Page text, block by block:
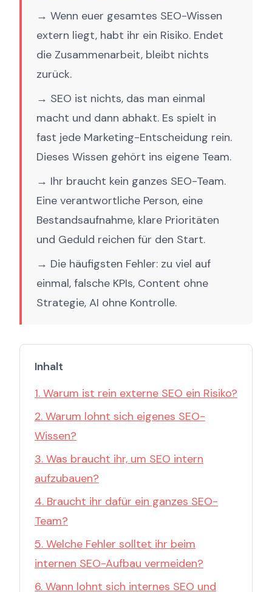
→ Wenn euer gesamtes SEO-Wissen
extern liegt, habt ihr ein Risiko. Endet
die Zusammenarbeit, bleibt nichts
zurück.
→ SEO ist nichts, das man einmal
macht und dann abhakt. Es spielt in
fast jede Marketing-Entscheidung rein.
Dieses Wissen gehört ins eigene Team.
→ Ihr braucht kein ganzes SEO-Team.
Eine verantwortliche Person, eine
Bestandsaufnahme, klare Prioritäten
und Geduld reichen für den Start.
→ Die häufigsten Fehler: zu viel auf
einmal, falsche KPIs, Content ohne
Strategie, AI ohne Kontrolle.
Inhalt
1. Warum ist rein externe SEO ein Risiko?
2. Warum lohnt sich eigenes SEO-
Wissen?
3. Was braucht ihr, um SEO intern
aufzubauen?
4. Braucht ihr dafür ein ganzes SEO-
Team?
5. Welche Fehler solltet ihr beim
internen SEO-Aufbau vermeiden?
6. Wann lohnt sich internes SEO und